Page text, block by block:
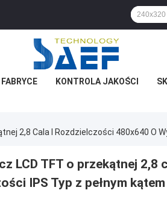
KONTROLA JAKOŚCI
2,8 Cala I Rozdzielczości 480x640 O
LCD TFT o przekątnej
IPS Typ z pełnym